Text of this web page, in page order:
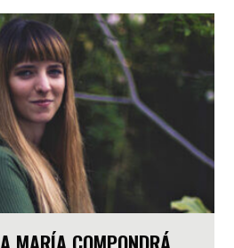
MARÍA COMPONDRÁ